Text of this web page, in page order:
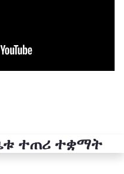
ተጠሪ ተቋማት